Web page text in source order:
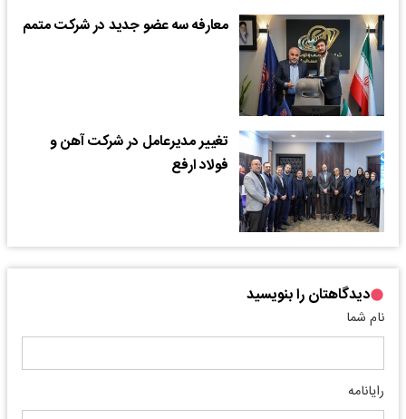
معارفه سه عضو جدید در شرکت متمم
تغییر مدیرعامل در شرکت آهن و
فولاد ارفع
دیدگاهتان را بنویسید
نام شما
رایانامه